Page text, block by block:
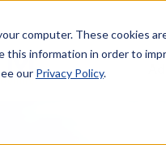
computer. These cookies
this information in order to
our Privacy Policy.